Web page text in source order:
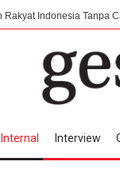
Tanpa Campur Tangan
Internal Interview